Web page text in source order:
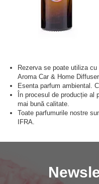
Rezerva se poate utiliza
Aroma Car & Home
Esenta parfum ambiental.
În procesul de producție al
mai bună calitate.
Toate parfumurile nostre
IFRA.